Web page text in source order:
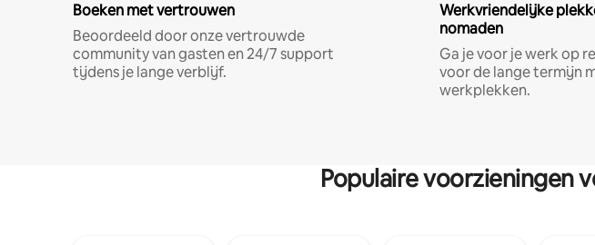
Boeken met vertrouwen
Beoordeeld door onze vertrouwde
community van gasten en 24/7 support
tijdens je lange verblijf.
Werkvriendelijke
nomaden
Ga je voor je werk op
voor de lange termijn
werkplekken.
Populaire voorzieningen